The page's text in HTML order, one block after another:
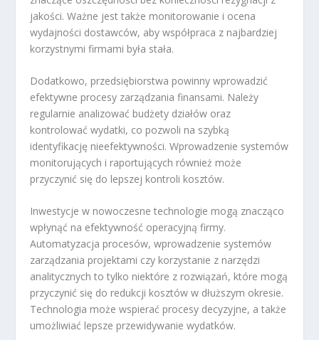
jakości. Ważne jest także monitorowanie i ocena
wydajności dostawców, aby współpraca z najbardziej
korzystnymi firmami była stała.
Dodatkowo, przedsiębiorstwa powinny wprowadzić
efektywne procesy zarządzania finansami. Należy
regularnie analizować budżety działów oraz
kontrolować wydatki, co pozwoli na szybką
identyfikację nieefektywności. Wprowadzenie systemów
monitorujących i raportujących również może
przyczynić się do lepszej kontroli kosztów.
Inwestycje w nowoczesne technologie mogą znacząco
wpłynąć na efektywność operacyjną firmy.
Automatyzacja procesów, wprowadzenie systemów
zarządzania projektami czy korzystanie z narzędzi
analitycznych to tylko niektóre z rozwiązań, które mogą
przyczynić się do redukcji kosztów w dłuższym okresie.
Technologia może wspierać procesy decyzyjne, a także
umożliwiać lepsze przewidywanie wydatków.